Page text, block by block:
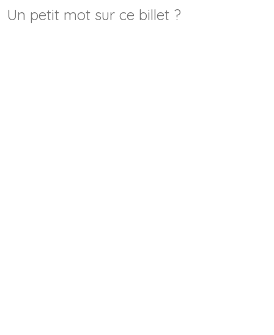
Un petit mot sur ce billet ?